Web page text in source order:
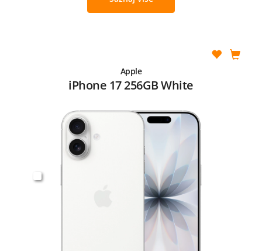
Apple
iPhone 17 256GB White